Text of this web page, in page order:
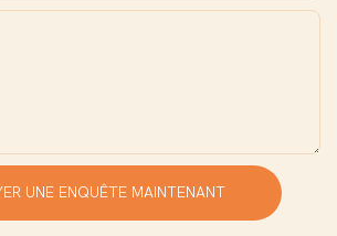
UNE ENQUÊTE MAINTENANT